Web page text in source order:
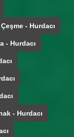
Çeşme - Hurdacı
- Hurdacı
- Hurdacı